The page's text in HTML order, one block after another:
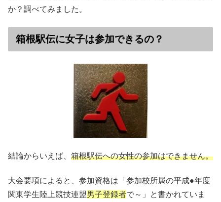
か？調べてみました。
箱根駅伝に女子は参加できるの？
結論からいえば、 箱根駅伝への女性の参加はできません。
大会要項によると、参加資格は「参加校所属の平成●年度
関東学生陸上競技連盟男子登録者で～」と書かれていま